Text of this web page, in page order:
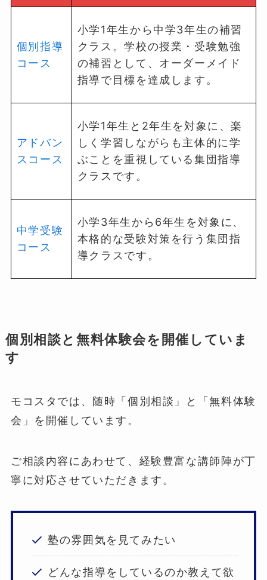
個別指導
コース
小学1年生から中学3年生の補習
クラス。学校の授業・受験勉強
の補習として、オーダーメイド
指導で目標を達成します。
アドバン
スコース
小学1年生と2年生を対象に、楽
しく学習しながらも主体的に学
ぶことを重視している集団指導
クラスです。
中学受験
コース
小学3年生から6年生を対象に、
本格的な受験対策を行う集団指
導クラスです。
個別相談と無料体験会を開催していま
す
モコスタでは、随時「個別相談」と「無料体験
会」を開催しています。
ご相談内容にあわせて、経験豊富な講師陣が丁
寧に対応させていただきます。
塾の雰囲気を見てみたい
どんな指導をしているのか教えて欲